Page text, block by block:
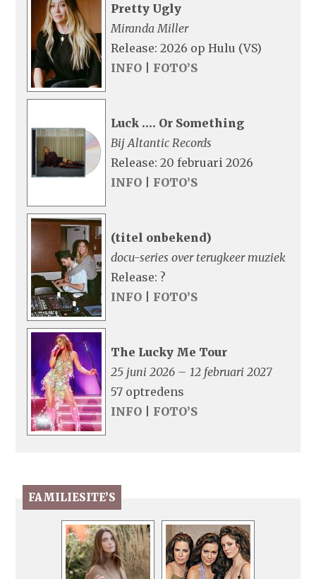
Pretty Ugly
Miranda Miller
Release: 2026 op Hulu (VS)
INFO
FOTO’S
Luck …. Or Something
Bij Altantic Records
Release: 20 februari 2026
INFO
FOTO’S
(titel onbekend)
docu-series over terugkeer muziek
Release: ?
INFO
FOTO’S
The Lucky Me Tour
25 juni 2026 – 12 februari 2027
57 optredens
INFO
FOTO’S
FAMILIESITE’S